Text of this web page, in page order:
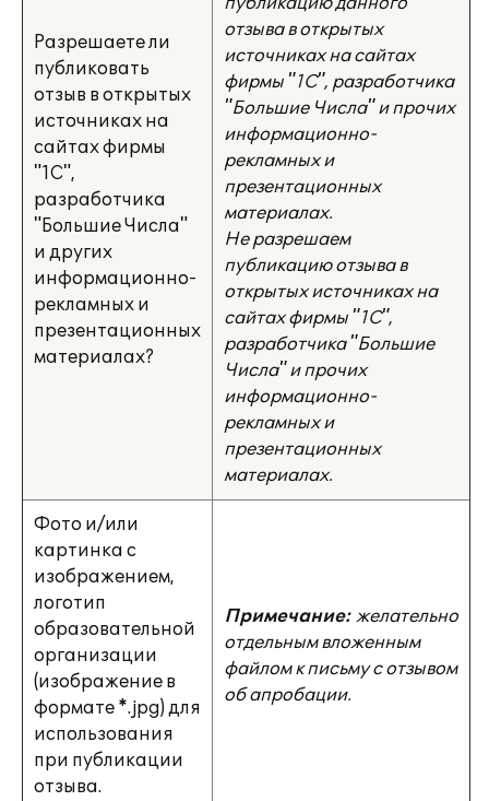
Разрешаете ли
публиковать
отзыв в открытых
источниках на
сайтах фирмы
"1С",
разработчика
"Большие Числа"
и других
информационно-
рекламных и
презентационных
материалах?
отзыва в открытых
источниках на сайтах
фирмы "1С", разработчика
"Большие Числа" и прочих
информационно-
рекламных и
презентационных
материалах.
Не разрешаем
публикацию отзыва в
открытых источниках на
сайтах фирмы "1С",
разработчика "Большие
Числа" и прочих
информационно-
рекламных и
презентационных
материалах.
Фото и/или
картинка с
изображением,
логотип
образовательной
организации
(изображение в
формате *.jpg) для
использования
при публикации
отзыва.
Примечание:желательно
отдельным вложенным
файлом к письму с отзывом
об апробации.